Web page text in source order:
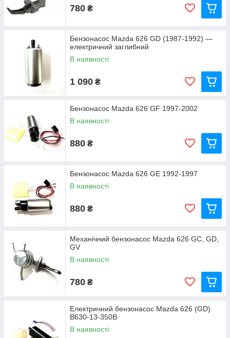
780 ₴
Бензонасос Mazda 626 GD (1987-1992) —
електричний заглибний
В наявності
1 090 ₴
Бензонасос Mazda 626 GF 1997-2002
В наявності
880 ₴
Бензонасос Mazda 626 GE 1992-1997
В наявності
880 ₴
Механічний бензонасос Mazda 626 GC, GD,
GV
В наявності
780 ₴
Електричний бензонасос Mazda 626 (GD)
B630-13-350B
В наявності